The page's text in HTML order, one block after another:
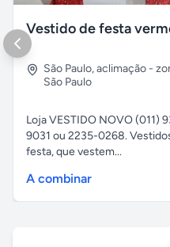
São Paulo,aclimação -
São Paulo
Loja VESTIDO NOVO (011)
9031 ou 2235-0268.
festa, que vestem...
A combinar